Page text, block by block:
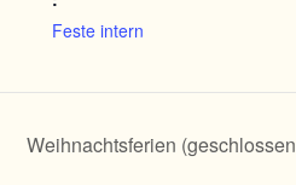
Feste intern
Weihnachtsferien